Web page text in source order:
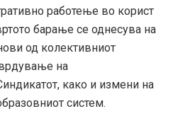
работење во корист
барање се однесува на
од колективниот
на
како и измени на
систем.